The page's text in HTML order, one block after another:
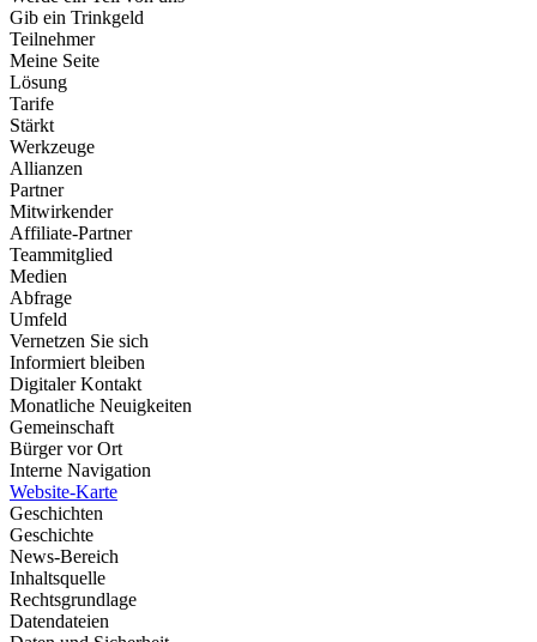
Gib ein Trinkgeld
Teilnehmer
Meine Seite
Lösung
Tarife
Stärkt
Werkzeuge
Allianzen
Partner
Mitwirkender
Affiliate-Partner
Teammitglied
Medien
Abfrage
Umfeld
Vernetzen Sie sich
Informiert bleiben
Digitaler Kontakt
Monatliche Neuigkeiten
Gemeinschaft
Bürger vor Ort
Interne Navigation
Website-Karte
Geschichten
Geschichte
News-Bereich
Inhaltsquelle
Rechtsgrundlage
Datendateien